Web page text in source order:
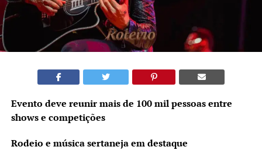
Evento deve reunir mais de 100 mil pessoas entre
shows e competições
Rodeio e música sertaneja em destaque